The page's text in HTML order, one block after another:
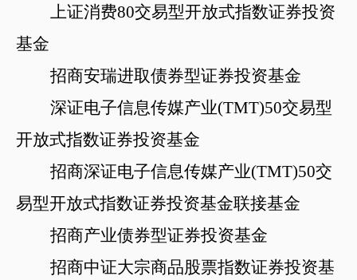
上证消费80交易型开放式指数证券投资
基金
招商安瑞进取债券型证券投资基金
深证电子信息传媒产业(TMT)50交易型
开放式指数证券投资基金
招商深证电子信息传媒产业(TMT)50交
易型开放式指数证券投资基金联接基金
招商产业债券型证券投资基金
招商中证大宗商品股票指数证券投资基